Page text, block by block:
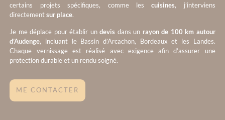
certains projets spécifiques, comme lescuisines, j’interviens
directementsur place.
Je me déplace pour établir undevis dans un rayon de 100 km autour
d’Audenge, incluant le Bassin d’Arcachon, Bordeaux et les Landes.
Chaque vernissage est réalisé avec exigence afin d’assurer une
protection durable et un rendu soigné.
ME CONTACTER